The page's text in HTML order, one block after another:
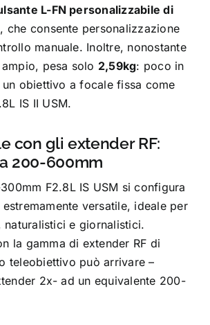
L-FN personalizzabile di
, che consente personalizzazione
manuale. Inoltre, nonostante
pesa solo 2,59kg: poco in
obiettivo a focale fissa come
IS II USM.
con gli extender RF:
200-600mm
F2.8L IS USM si configura
estremamente versatile, ideale per
e giornalistici.
la gamma di extender RF di
teleobiettivo può arrivare –
2x- ad un equivalente 200-